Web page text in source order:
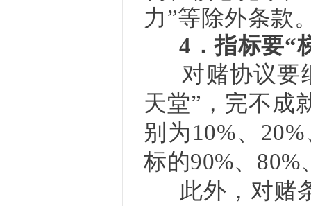
力”等除外条款
4．指标要“
对赌协议要
天堂”，完不成
别为10%、
标的90%、
此外，对赌条